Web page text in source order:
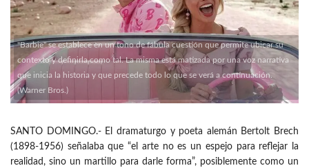
"Barbie" se establece en un tono de fábula cuestión que permite ubicar su
contexto y definirla como tal. La misma está matizada por una voz narrativa
que inicia la historia y que precede todo lo que se verá a continuación.
(Warner Bros.)
SANTO DOMINGO.- El dramaturgo y poeta alemán Bertolt Brech
(1898-1956) señalaba que “el arte no es un espejo para reflejar la
realidad, sino un martillo para darle forma”, posiblemente como un